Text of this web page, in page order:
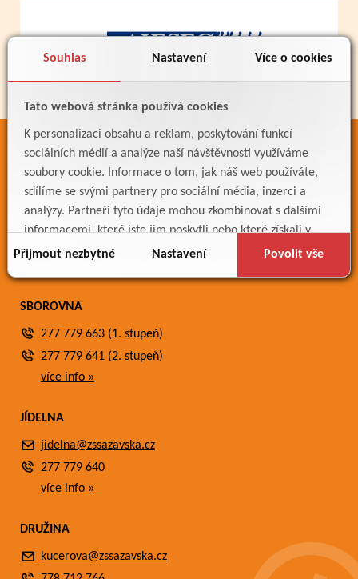
Souhlas Nastavení Více o cookies
Tato webová stránka používá cookies
K personalizaci obsahu a reklam, poskytování funkcí
sociálních médií a analýze naší návštěvnosti využíváme
soubory cookie. Informace o tom, jak náš web používáte,
sdílíme se svými partnery pro sociální média, inzerci a
analýzy. Partneři tyto údaje mohou zkombinovat s dalšími
informacemi, které jste jim poskytli nebo které získali v
důsledku toho, že používáte jejich služby.
Přijmout nezbytné Nastavení Povolit vše
ODKAZY
Bakaláři
Jídelníček
Meteostanice
SBOROVNA
277 779 663 (1. stupeň)
277 779 641 (2. stupeň)
více info »
JÍDELNA
jidelna@zssazavska.cz
277 779 640
více info »
DRUŽINA
kucerova@zssazavska.cz